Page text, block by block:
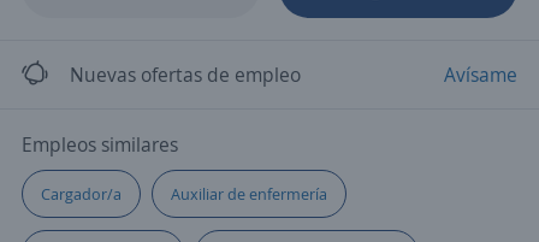
Nuevas ofertas de empleo Avísame
Empleos similares
Cargador/a Auxiliar de enfermería